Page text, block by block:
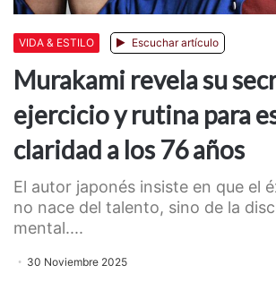
VIDA & ESTILO Escuchar artículo
Murakami revela su
ejercicio y rutina para
claridad a los 76 años
El autor japonés insiste en que el
no nace del talento, sino de la
mental....
30 Noviembre 2025